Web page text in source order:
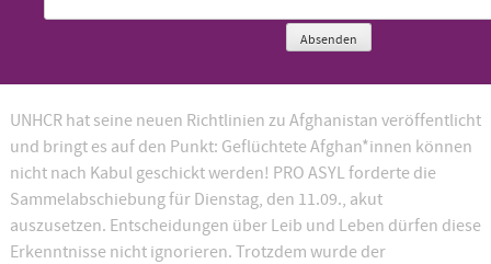
12. September 2018
UNHCR hat seine neuen Richtlinien zu Afghanistan veröffentlicht
und bringt es auf den Punkt: Geflüchtete Afghan*innen können
nicht nach Kabul geschickt werden! PRO ASYL forderte die
Sammelabschiebung für Dienstag, den 11.09., akut
auszusetzen. Entscheidungen über Leib und Leben dürfen diese
Erkenntnisse nicht ignorieren. Trotzdem wurde der
Absenden